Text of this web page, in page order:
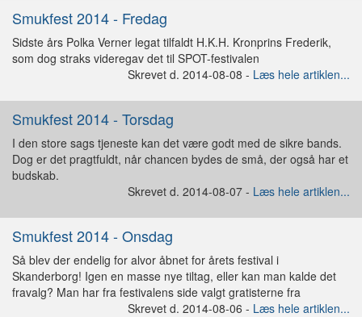
Smukfest 2014 - Fredag
Sidste års Polka Verner legat tilfaldt H.K.H. Kronprins Frederik,
som dog straks videregav det til SPOT-festivalen
Skrevet d. 2014-08-08 - Læs hele artiklen...
Smukfest 2014 - Torsdag
I den store sags tjeneste kan det være godt med de sikre bands.
Dog er det pragtfuldt, når chancen bydes de små, der også har et
budskab.
Skrevet d. 2014-08-07 - Læs hele artiklen...
Smukfest 2014 - Onsdag
Så blev der endelig for alvor åbnet for årets festival i
Skanderborg! Igen en masse nye tiltag, eller kan man kalde det
fravalg? Man har fra festivalens side valgt gratisterne fra
Skrevet d. 2014-08-06 - Læs hele artiklen...